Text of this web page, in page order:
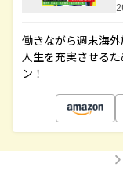
働きながら週末海
人生を充実させる
ン！